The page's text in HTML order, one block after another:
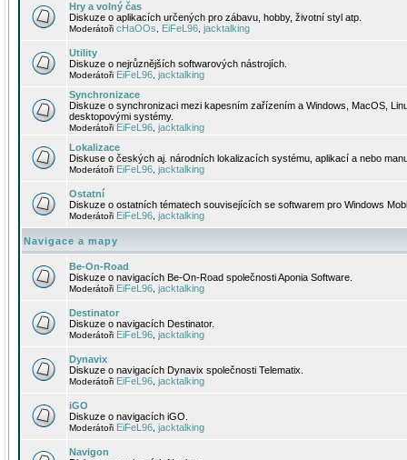
Hry a volný čas
Diskuze o aplikacích určených pro zábavu, hobby, životní styl atp.
Moderátoři cHaOOs EiFeL96 jacktalking
Utility
Diskuze o nejrůznějších softwarových nástrojích.
Moderátoři EiFeL96 jacktalking
Synchronizace
Diskuze o synchronizaci mezi kapesním zařízením a Windows, MacOS,
desktopovými systémy.
Moderátoři EiFeL96 jacktalking
Lokalizace
Diskuse o českých aj. národních lokalizacích systému, aplikací a nebo
Moderátoři EiFeL96 jacktalking
Ostatní
Diskuze o ostatních tématech souvisejících se softwarem pro Windows
Moderátoři EiFeL96 jacktalking
Navigace a mapy
Be-On-Road
Diskuze o navigacích Be-On-Road společnosti Aponia Software.
Moderátoři EiFeL96 jacktalking
Destinator
Diskuze o navigacích Destinator.
Moderátoři EiFeL96 jacktalking
Dynavix
Diskuze o navigacích Dynavix společnosti Telematix.
Moderátoři EiFeL96 jacktalking
iGO
Diskuze o navigacích iGO.
Moderátoři EiFeL96 jacktalking
Navigon